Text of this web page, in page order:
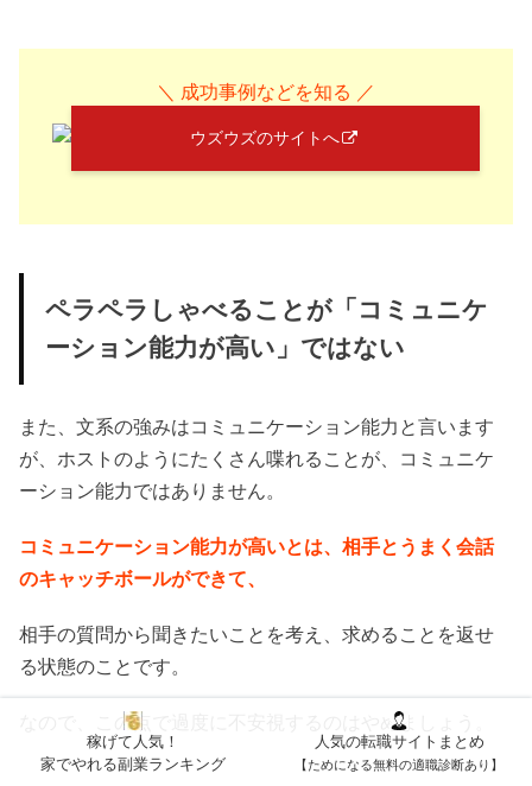
＼ 成功事例などを知る ／
ウズウズのサイトへ
ペラペラしゃべることが「コミュニケ
ーション能力が高い」ではない
また、文系の強みはコミュニケーション能力と言います
が、ホストのようにたくさん喋れることが、コミュニケ
ーション能力ではありません。
コミュニケーション能力が高いとは、相手とうまく会話
のキャッチボールができて、
相手の質問から聞きたいことを考え、求めることを返せ
る状態のことです。
なので、この点で過度に不安視するのはやめましょう。
稼げて人気！
家でやれる副業ランキング
人気の転職サイトまとめ
【ためになる無料の適職診断あり】